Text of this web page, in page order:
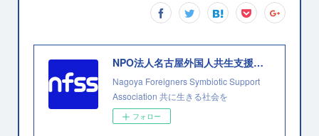
NPO法人名古屋外国人共生支援協会
Nagoya Foreigners Symbiotic Support
Association 共に生きる社会を
フォロー